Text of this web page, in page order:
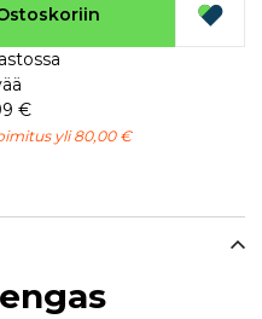
€
yli 80,00 €